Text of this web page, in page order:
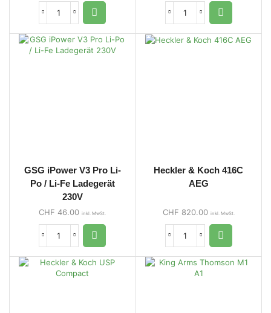
GSG iPower V3 Pro Li-
Po / Li-Fe Ladegerät
230V
CHF 46.00 inkl. MwSt.
Heckler & Koch 416C
AEG
CHF 820.00 inkl. MwSt.